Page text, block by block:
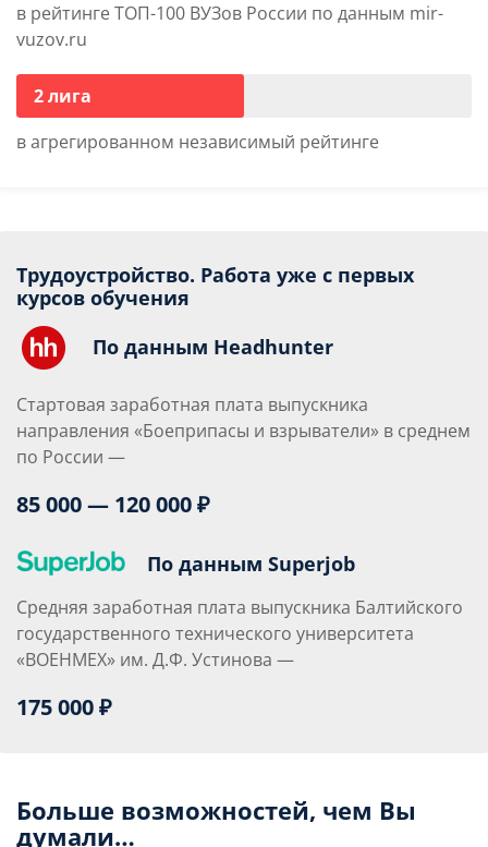
в рейтинге ТОП-100 ВУЗов России по данным mir-
vuzov.ru
2 лига
в агрегированном независимый рейтинге
Трудоустройство. Работа уже с первых
курсов обучения
По данным Headhunter
Стартовая заработная плата выпускника
направления «Боеприпасы и взрыватели» в среднем
по России —
85 000 — 120 000 ₽
По данным Superjob
Средняя заработная плата выпускника Балтийского
государственного технического университета
«ВОЕНМЕХ» им. Д.Ф. Устинова —
175 000 ₽
Больше возможностей, чем Вы
думали…